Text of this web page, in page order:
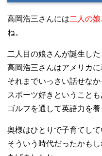
高岡浩三さんには二人の
ね。
二人目の娘さんが誕生した
高岡浩三さんはアメリカに
それまでいっさい話せな
スポーツ好きということ
ゴルフを通して英語力を養
奥様はひとりで子育てして
そういう時代だったかも